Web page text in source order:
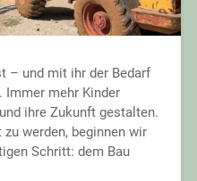
– und mit ihr der Bedarf
Immer mehr Kinder
ihre Zukunft gestalten.
werden, beginnen wir
Schritt: dem Bau